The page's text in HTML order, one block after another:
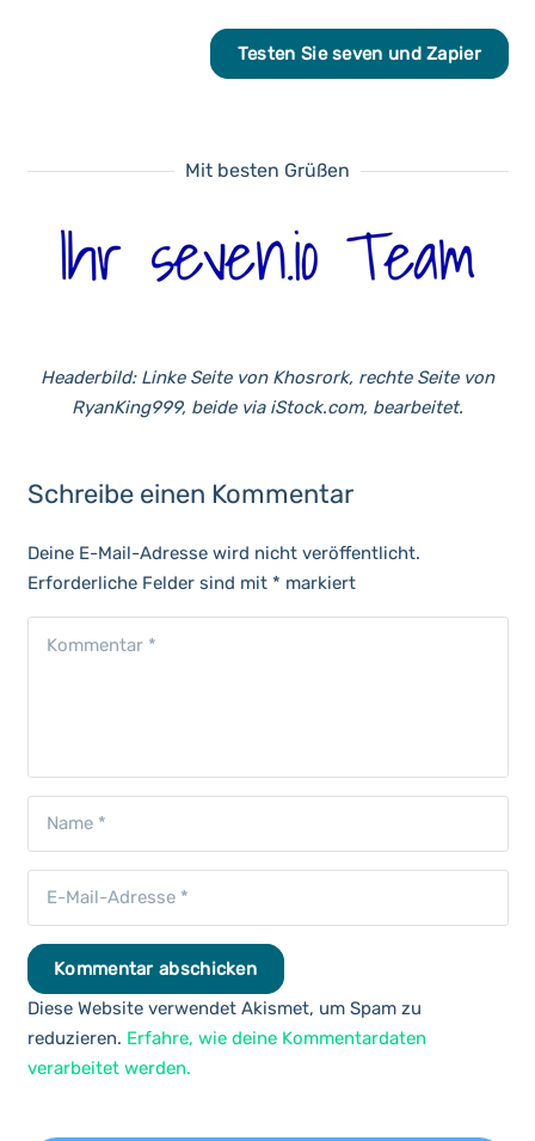
Testen Sie seven und Zapier
Mit besten Grüßen
Headerbild: Linke Seite von Khosrork, rechte Seite von
RyanKing999, beide via iStock.com, bearbeitet.
Schreibe einen Kommentar
Deine E-Mail-Adresse wird nicht veröffentlicht.
Erforderliche Felder sind mit * markiert
Kommentar abschicken
Diese Website verwendet Akismet, um Spam zu
reduzieren. Erfahre, wie deine Kommentardaten
verarbeitet werden.